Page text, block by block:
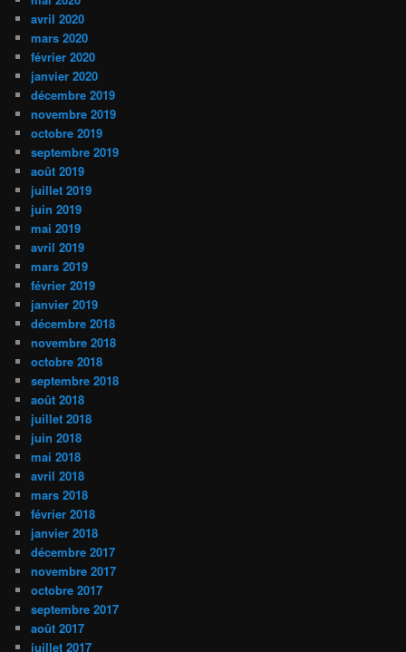
avril 2020
mars 2020
février 2020
janvier 2020
décembre 2019
novembre 2019
octobre 2019
septembre 2019
août 2019
juillet 2019
juin 2019
mai 2019
avril 2019
mars 2019
février 2019
janvier 2019
décembre 2018
novembre 2018
octobre 2018
septembre 2018
août 2018
juillet 2018
juin 2018
mai 2018
avril 2018
mars 2018
février 2018
janvier 2018
décembre 2017
novembre 2017
octobre 2017
septembre 2017
août 2017
juillet 2017